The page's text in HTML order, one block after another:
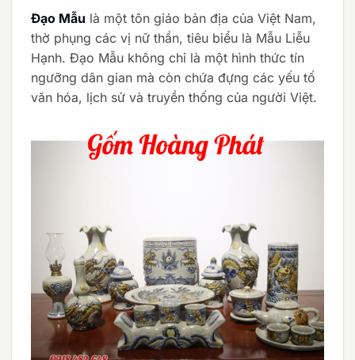
Đạo Mẫu là một tôn giáo bản địa của Việt Nam,
thờ phụng các vị nữ thần, tiêu biểu là Mẫu Liễu
Hạnh. Đạo Mẫu không chỉ là một hình thức tín
ngưỡng dân gian mà còn chứa đựng các yếu tố
văn hóa, lịch sử và truyền thống của người Việt.